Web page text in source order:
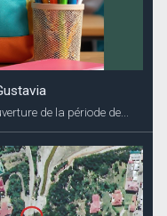
de la période de...